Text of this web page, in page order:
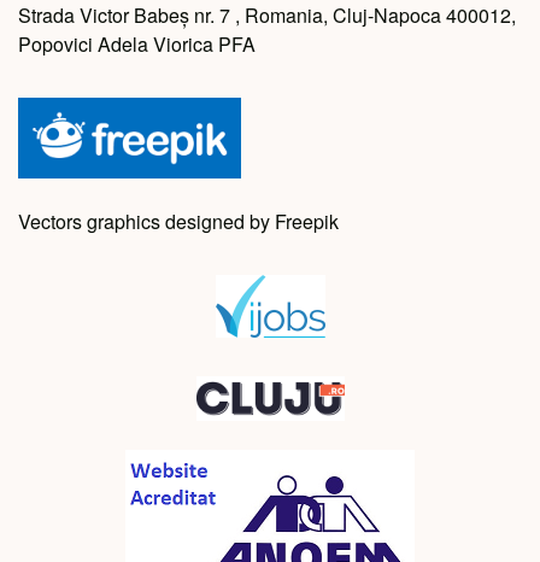
Strada Victor Babeș nr. 7 , Romania, Cluj-Napoca 400012,
Popovici Adela Viorica PFA
Vectors graphics designed by Freepik